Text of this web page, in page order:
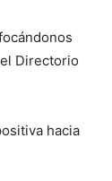
Directorio
hacia